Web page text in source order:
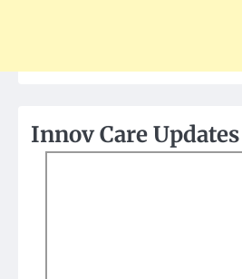
Innov Care Updates